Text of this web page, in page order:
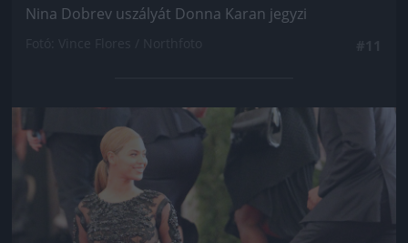
Nina Dobrev uszályát Donna Karan jegyzi
Jön még kép!